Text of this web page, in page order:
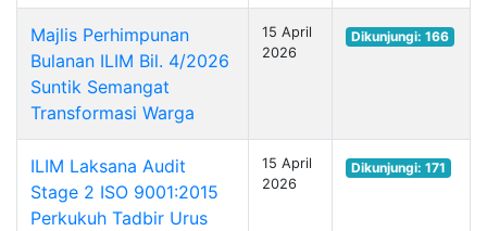
Majlis Perhimpunan
Bulanan ILIM Bil. 4/2026
Suntik Semangat
Transformasi Warga
15 April
2026
Dikunjungi: 166
ILIM Laksana Audit
Stage 2 ISO 9001:2015
Perkukuh Tadbir Urus
15 April
2026
Dikunjungi: 171